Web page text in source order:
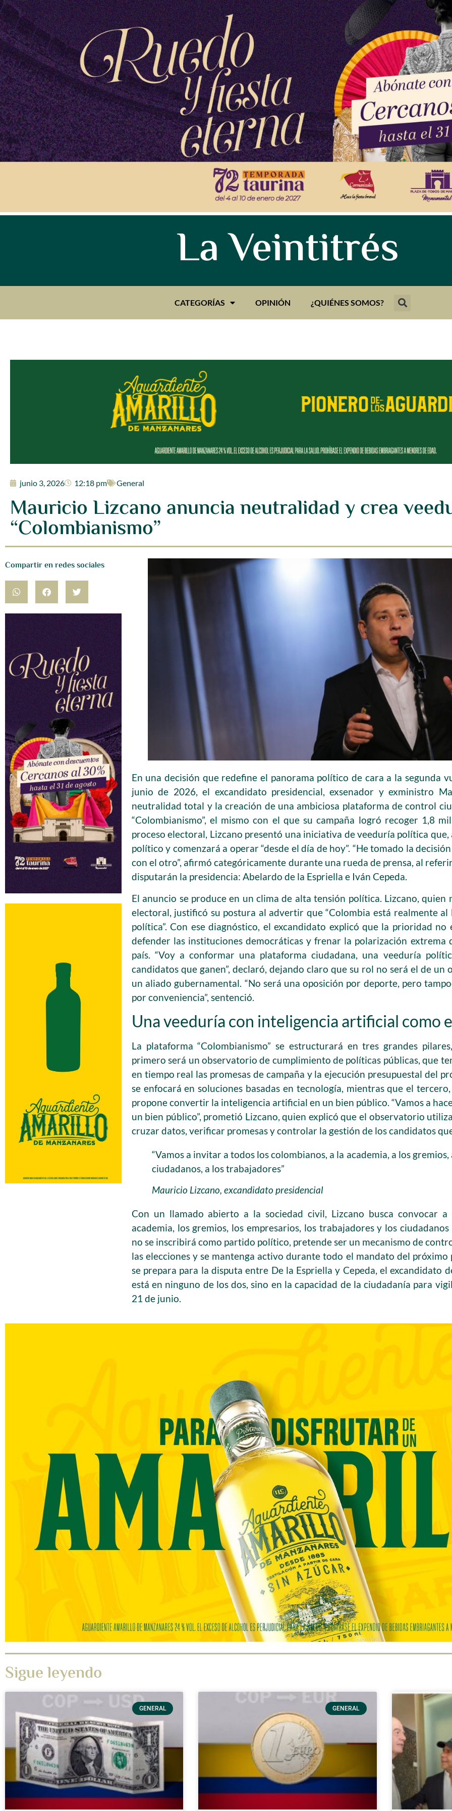
La Veintitrés
CATEGORÍAS OPINIÓN ¿QUIÉNES SOMOS?
junio 3, 2026 12:18 pm General
Mauricio Lizcano anuncia neutralidad y crea
“Colombianismo”
Compartir en redes sociales
En una decisión que redefine el panorama político de cara a la segunda
junio de 2026, el excandidato presidencial, exsenador y exministro
neutralidad total y la creación de una ambiciosa plataforma de control
“Colombianismo”, el mismo con el que su campaña logró recoger 1,8
proceso electoral, Lizcano presentó una iniciativa de veeduría política
político y comenzará a operar “desde el día de hoy”. “He tomado la
con el otro”, afirmó categóricamente durante una rueda de prensa, al
disputarán la presidencia: Abelardo de la Espriella e Iván Cepeda.
El anuncio se produce en un clima de alta tensión política. Lizcano,
electoral, justificó su postura al advertir que “Colombia está realmente
política”. Con ese diagnóstico, el excandidato explicó que la prioridad
defender las instituciones democráticas y frenar la polarización extrema
país. “Voy a conformar una plataforma ciudadana, una veeduría
candidatos que ganen”, declaró, dejando claro que su rol no será el de
un aliado gubernamental. “No será una oposición por deporte, pero
por conveniencia”, sentenció.
Una veeduría con inteligencia artificial como
La plataforma “Colombianismo” se estructurará en tres grandes
primero será un observatorio de cumplimiento de políticas públicas, que
en tiempo real las promesas de campaña y la ejecución presupuestal del
se enfocará en soluciones basadas en tecnología, mientras que el
propone convertir la inteligencia artificial en un bien público. “Vamos a
un bien público”, prometió Lizcano, quien explicó que el observatorio
cruzar datos, verificar promesas y controlar la gestión de los candidatos
“Vamos a invitar a todos los colombianos, a la academia, a los
ciudadanos, a los trabajadores”
Mauricio Lizcano, excandidato presidencial
Con un llamado abierto a la sociedad civil, Lizcano busca convocar a
academia, los gremios, los empresarios, los trabajadores y los
no se inscribirá como partido político, pretende ser un mecanismo de
las elecciones y se mantenga activo durante todo el mandato del
se prepara para la disputa entre De la Espriella y Cepeda, el excandidato
está en ninguno de los dos, sino en la capacidad de la ciudadanía para
21 de junio.
Sigue leyendo
GENERAL GENERAL